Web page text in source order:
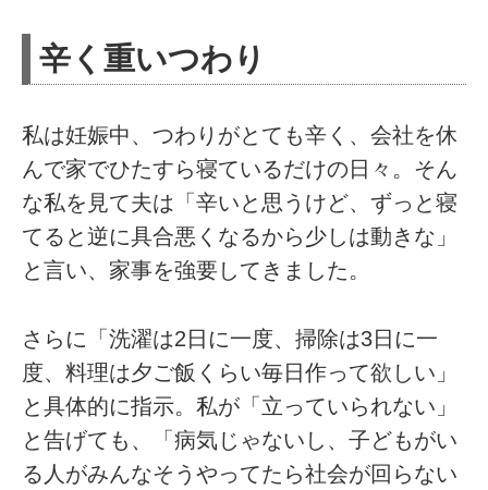
辛く重いつわり
私は妊娠中、つわりがとても辛く、会社を休
んで家でひたすら寝ているだけの日々。そん
な私を見て夫は「辛いと思うけど、ずっと寝
てると逆に具合悪くなるから少しは動きな」
と言い、家事を強要してきました。
さらに「洗濯は2日に一度、掃除は3日に一
度、料理は夕ご飯くらい毎日作って欲しい」
と具体的に指示。私が「立っていられない」
と告げても、「病気じゃないし、子どもがい
る人がみんなそうやってたら社会が回らない